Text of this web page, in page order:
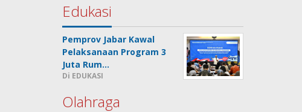
Edukasi
Pemprov Jabar Kawal
Pelaksanaan Program 3
Juta Rum…
Di EDUKASI
Olahraga